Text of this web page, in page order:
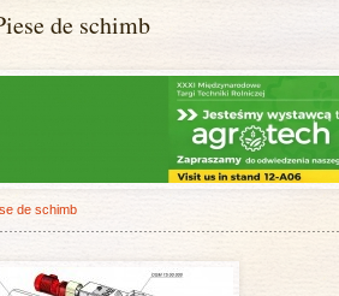
de schimb
de schimb